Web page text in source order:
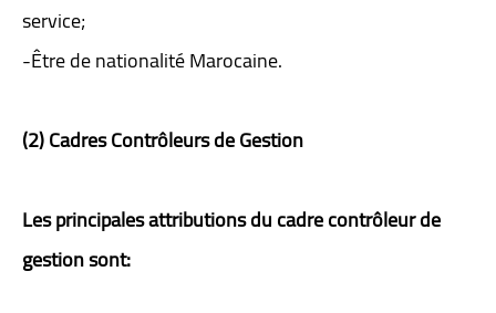
service;
-Être de nationalité Marocaine.
(2) Cadres Contrôleurs de Gestion
Les principales attributions du cadre contrôleur de
gestion sont: